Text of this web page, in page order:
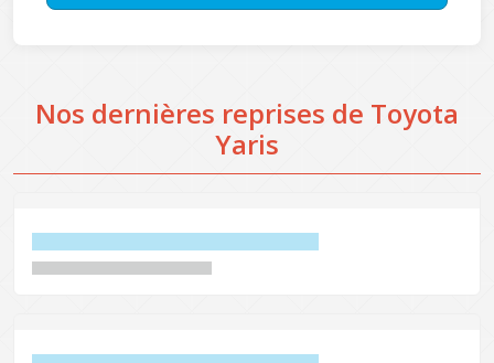
Nos dernières reprises de Toyota
Yaris